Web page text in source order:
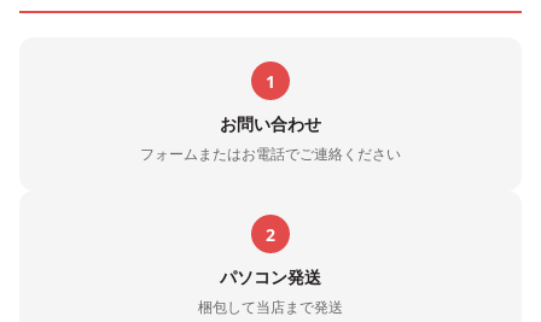
1
お問い合わせ
フォームまたはお電話でご連絡ください
2
パソコン発送
梱包して当店まで発送